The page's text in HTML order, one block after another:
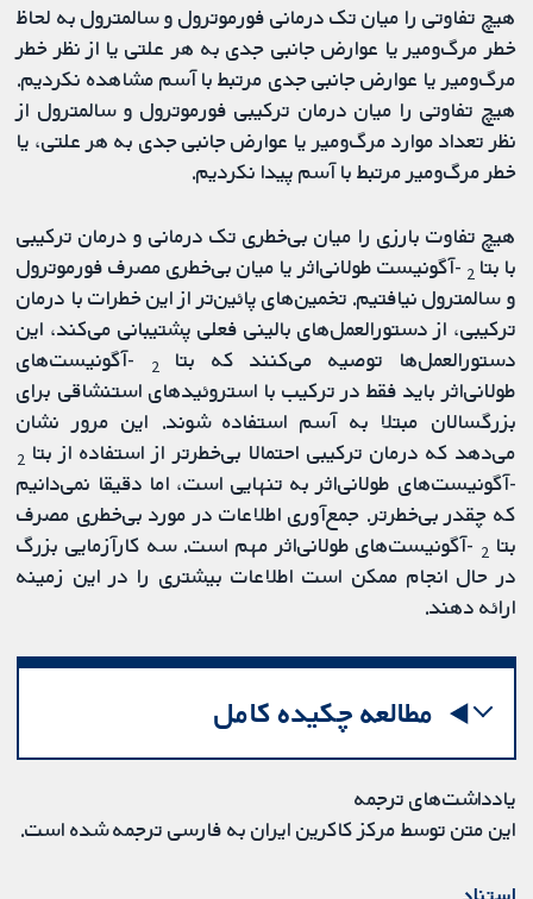
هیچ تفاوتی را میان تک درمانی فورموترول و سالمترول به لحاظ
خطر مرگ‌ومیر یا عوارض جانبی جدی به هر علتی یا از نظر خطر
مرگ‌ومیر یا عوارض جانبی جدی مرتبط با آسم مشاهده نکردیم.
هیچ تفاوتی را میان درمان ترکیبی فورموترول و سالمترول از
نظر تعداد موارد مرگ‌ومیر یا عوارض جانبی جدی به هر علتی، یا
خطر مرگ‌ومیر مرتبط با آسم پیدا نکردیم.
هیچ تفاوت بارزی را میان بی‌خطری تک درمانی و درمان ترکیبی
با بتا 2 -آگونیست طولانی‌اثر یا میان بی‌خطری مصرف فورموترول
و سالمترول نیافتیم. تخمین‌های پائین‌تر از این خطرات با درمان
ترکیبی، از دستورالعمل‌های بالینی فعلی پشتیبانی می‌کند، این
دستورالعمل‌ها توصیه می‌کنند که بتا
2
-آگونیست‌های
طولانی‌اثر باید فقط در ترکیب با استروئیدهای استنشاقی برای
بزرگسالان مبتلا به آسم استفاده شوند. این مرور نشان
می‌دهد که درمان ترکیبی احتمالا بی‌خطرتر از استفاده از بتا 2
-آگونیست‌های طولانی‌اثر به‌ تنهایی است، اما دقیقا نمی‌دانیم
که چقدر بی‌خطرتر. جمع‌آوری اطلاعات در مورد بی‌خطری مصرف
بتا 2 -آگونیست‌های طولانی‌اثر مهم است. سه کارآزمایی بزرگ
در حال انجام ممکن است اطلاعات بیشتری را در این زمینه
ارائه دهند.
مطالعه چکیده کامل
یادداشت‌های ترجمه
این متن توسط مرکز کاکرین ایران به فارسی ترجمه شده است.